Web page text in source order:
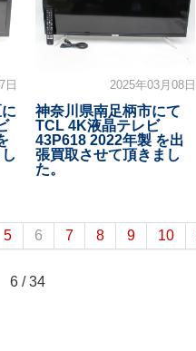
日 2025年03月08日
神奈川県南足柄市にて
TCL 4K液晶テレビ
43P618 2022年製 を出
張買取させて頂きまし
た。
5 6 7 8 9 10
6 / 34